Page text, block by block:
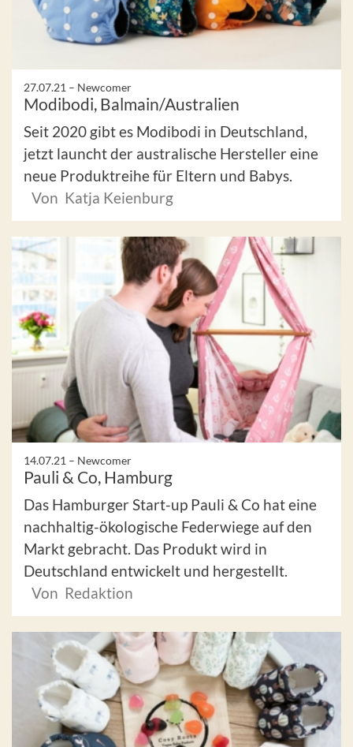
27.07.21 – Newcomer
Modibodi, Balmain/Australien
Seit 2020 gibt es Modibodi in Deutschland,
jetzt launcht der australische Hersteller eine
neue Produktreihe für Eltern und Babys.
Von Katja Keienburg
14.07.21 – Newcomer
Pauli & Co, Hamburg
Das Hamburger Start-up Pauli & Co hat eine
nachhaltig-ökologische Federwiege auf den
Markt gebracht. Das Produkt wird in
Deutschland entwickelt und hergestellt.
Von Redaktion